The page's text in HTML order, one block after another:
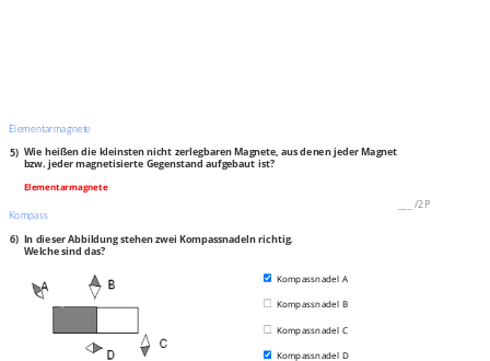
Elementarmagnete
5) Wie heißen die kleinsten nicht zerlegbaren Magnete, aus denen jeder Magnet
bzw. jeder magnetisierte Gegenstand aufgebaut ist?
Elementarmagnete
/2P
Kompass
6) In dieser Abbildung stehen zwei Kompassnadeln richtig.
Welche sind das?
Kompassnadel A
Kompassnadel B
Kompassnadel C
Kompassnadel D